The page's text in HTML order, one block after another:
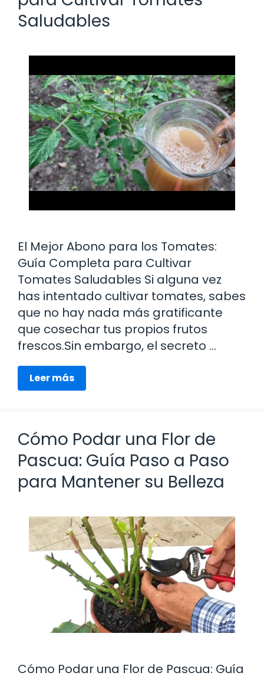
Saludables
El Mejor Abono para los Tomates:
Guía Completa para Cultivar
Tomates Saludables Si alguna vez
has intentado cultivar tomates, sabes
que no hay nada más gratificante
que cosechar tus propios frutos
frescos.Sin embargo, el secreto …
Leer más
Cómo Podar una Flor de
Pascua: Guía Paso a Paso
para Mantener su Belleza
Cómo Podar una Flor de Pascua: Guía